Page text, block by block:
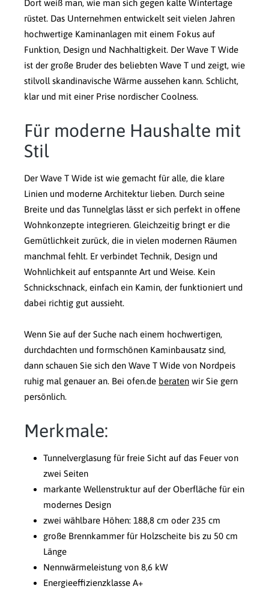
Dort weiß man, wie man sich gegen kalte Wintertage
rüstet. Das Unternehmen entwickelt seit vielen Jahren
hochwertige Kaminanlagen mit einem Fokus auf
Funktion, Design und Nachhaltigkeit. Der Wave T Wide
ist der große Bruder des beliebten Wave T und zeigt, wie
stilvoll skandinavische Wärme aussehen kann. Schlicht,
klar und mit einer Prise nordischer Coolness.
Für moderne Haushalte mit
Stil
Der Wave T Wide ist wie gemacht für alle, die klare
Linien und moderne Architektur lieben. Durch seine
Breite und das Tunnelglas lässt er sich perfekt in offene
Wohnkonzepte integrieren. Gleichzeitig bringt er die
Gemütlichkeit zurück, die in vielen modernen Räumen
manchmal fehlt. Er verbindet Technik, Design und
Wohnlichkeit auf entspannte Art und Weise. Kein
Schnickschnack, einfach ein Kamin, der funktioniert und
dabei richtig gut aussieht.
Wenn Sie auf der Suche nach einem hochwertigen,
durchdachten und formschönen Kaminbausatz sind,
dann schauen Sie sich den Wave T Wide von Nordpeis
ruhig mal genauer an. Bei ofen.de beraten wir Sie gern
persönlich.
Merkmale:
Tunnelverglasung für freie Sicht auf das Feuer von
zwei Seiten
markante Wellenstruktur auf der Oberfläche für ein
modernes Design
zwei wählbare Höhen: 188,8 cm oder 235 cm
große Brennkammer für Holzscheite bis zu 50 cm
Länge
Nennwärmeleistung von 8,6 kW
Energieeffizienzklasse A+